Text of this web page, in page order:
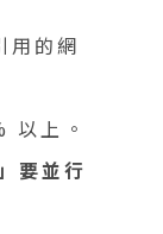
的網
以上。
要並行